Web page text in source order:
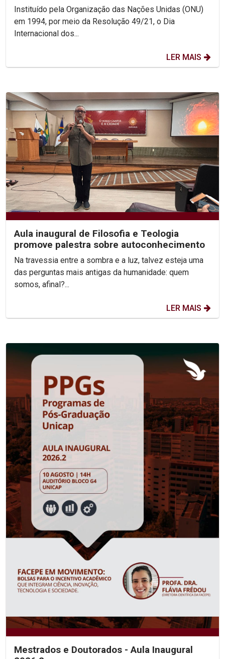
Instituído pela Organização das Nações Unidas (ONU)
em 1994, por meio da Resolução 49/21, o Dia
Internacional dos...
LER MAIS
Aula inaugural de Filosofia e Teologia
promove palestra sobre autoconhecimento
Na travessia entre a sombra e a luz, talvez esteja uma
das perguntas mais antigas da humanidade: quem
somos, afinal?...
LER MAIS
Mestrados e Doutorados - Aula Inaugural